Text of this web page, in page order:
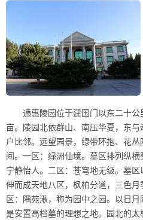
通惠陵园位于建国门以东二十
亩。陵园北依群山、南压华夏，东
户比邻。远望园景，绿带环抱、花
间。一区：绿洲仙境。墓区排列纵横
宁静怡人。二区：苍穹地无级。墓
伸而成天地八区，枫柏分道，三色
区：隅苑湫，称为园中之园。以日月
是安置高档墓的理想之地。园北的